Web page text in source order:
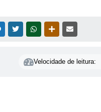
MESSENGER
TWITTERWHATSAPPOUTRAS MÍDIAS
Velocidade de leitura: